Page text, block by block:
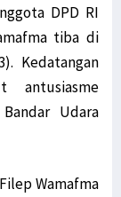
DPD RI
tiba di
Kedatangan
antusiasme
Udara
Wamafma